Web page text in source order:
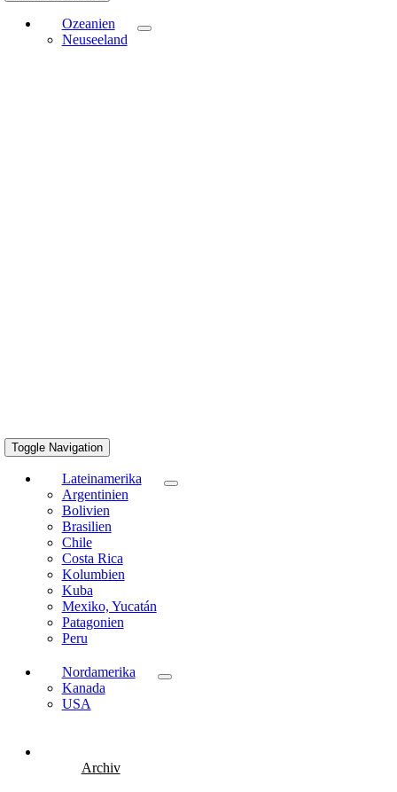
Ozeanien
Neuseeland
Toggle Navigation
Lateinamerika
Argentinien
Bolivien
Brasilien
Chile
Costa Rica
Kolumbien
Kuba
Mexiko, Yucatán
Patagonien
Peru
Nordamerika
Kanada
USA
Archiv